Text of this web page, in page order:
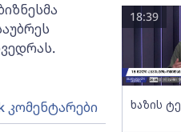
ხაზის
18:39
კომენტარები